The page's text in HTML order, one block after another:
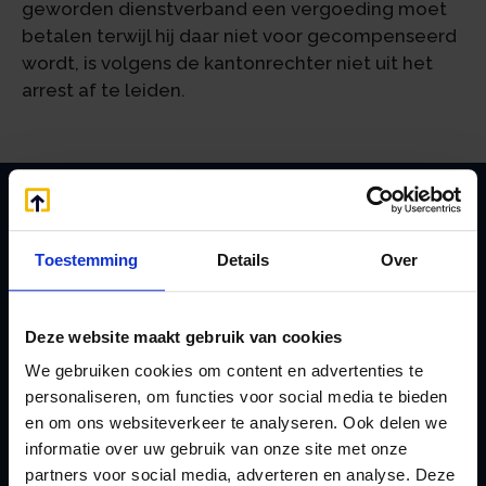
Toestemming Details Over
Deze website maakt gebruik van cookies
We gebruiken cookies om content en advertenties te
personaliseren, om functies voor social media te bieden
en om ons websiteverkeer te analyseren. Ook delen we
informatie over uw gebruik van onze site met onze
partners voor social media, adverteren en analyse. Deze
geworden dienstverband een vergoeding moet
betalen terwijl hij daar niet voor gecompenseerd
wordt, is volgens de kantonrechter niet uit het
arrest af te leiden.
Zoeken
Handige links
Afkoop Stamrecht
Belastingdienst
Jaarstukken opstellen
L
Lenen van de BV